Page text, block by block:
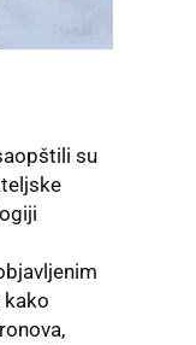
su
kako